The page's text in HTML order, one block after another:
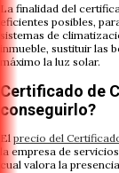
La finalidad del
eficientes posibles,
sistemas de
inmueble, sustituir las
máximo la luz solar.
Certificado de
conseguirlo?
El precio del
la empresa de
cual valora la